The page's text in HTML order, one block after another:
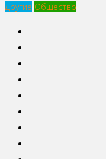
Другие Общество